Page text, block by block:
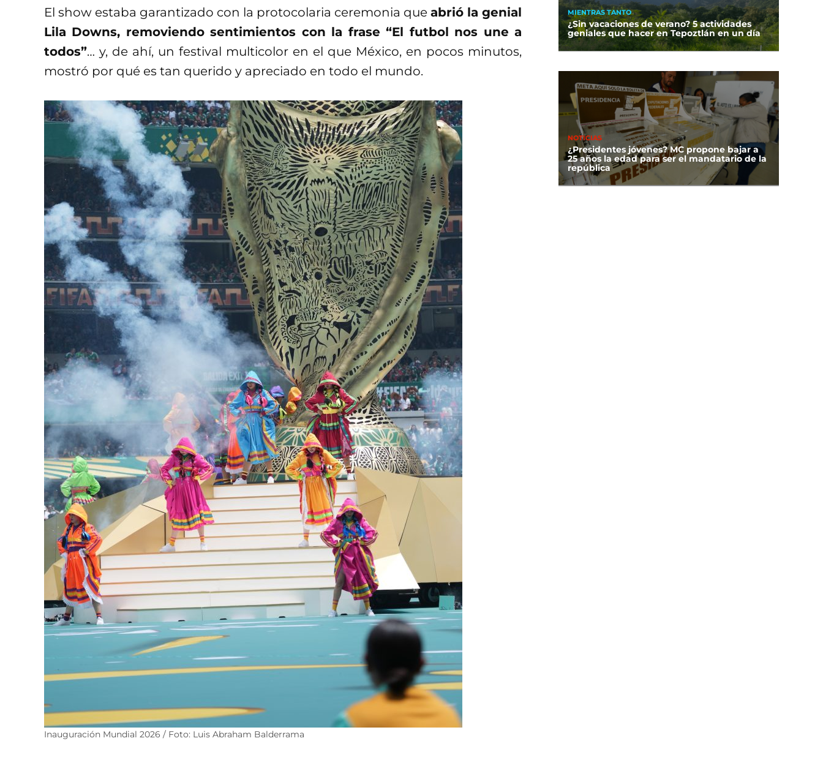
El show estaba garantizado con la protocolaria ceremonia que abrió la genial
Lila Downs, removiendo sentimientos con la frase “El futbol nos une a
todos”… y, de ahí, un festival multicolor en el que México, en pocos minutos,
mostró por qué es tan querido y apreciado en todo el mundo.
Inauguración Mundial 2026 / Foto: Luis Abraham Balderrama
MIENTRAS TANTO
¿Sin vacaciones de verano? 5 actividades
geniales que hacer en Tepoztlán en un día
NOTICIAS
¿Presidentes jóvenes? MC propone bajar a
25 años la edad para ser el mandatario de la
república